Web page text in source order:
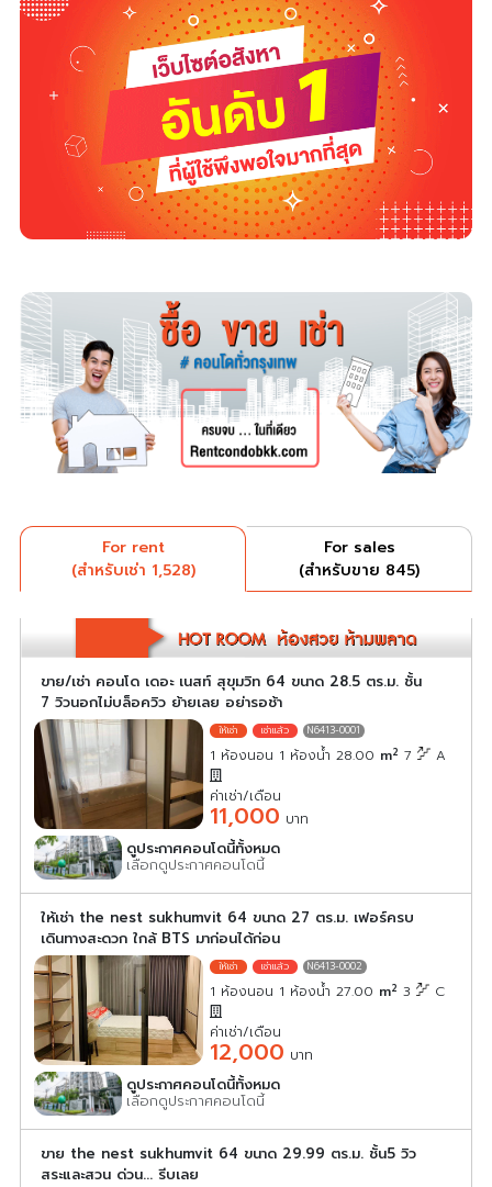
For rent
(สำหรับเช่า 1,528)
For sales
(สำหรับขาย 845)
ขาย/เช่า คอนโด เดอะ เนสท์ สุขุมวิท 64 ขนาด 28.5 ตร.ม. ชั้น
7 วิวนอกไม่บล็อควิว ย้ายเลย อย่ารอช้า
N6413-0001
1 ห้องนอน 1 ห้องน้ำ 28.00 m2 7 A
ค่าเช่า/เดือน
11,000 บาท
ดูประกาศคอนโดนี้ทั้งหมด
เลือกดูประกาศคอนโดนี้
ให้เช่า the nest sukhumvit 64 ขนาด 27 ตร.ม. เฟอร์ครบ
เดินทางสะดวก ใกล้ BTS มาก่อนได้ก่อน
N6413-0002
1 ห้องนอน 1 ห้องน้ำ 27.00 m2 3 C
ค่าเช่า/เดือน
12,000 บาท
ดูประกาศคอนโดนี้ทั้งหมด
เลือกดูประกาศคอนโดนี้
ขาย the nest sukhumvit 64 ขนาด 29.99 ตร.ม. ชั้น5 วิว
สระและสวน ด่วน... รีบเลย